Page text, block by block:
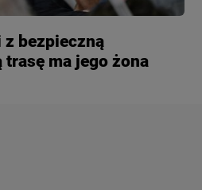
z bezpieczną
trasę ma jego żona